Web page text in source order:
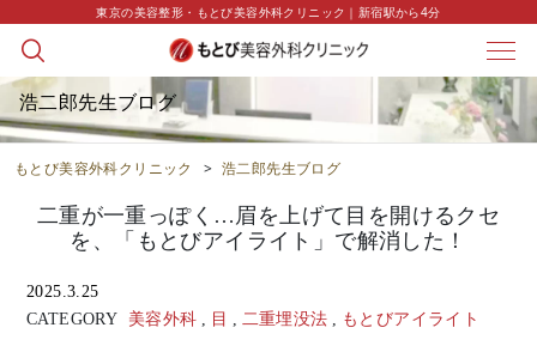
東京の美容整形・もとび美容外科クリニック｜新宿駅から4分
浩二郎先生ブログ
もとび美容外科クリニック > 浩二郎先生ブログ
二重が一重っぽく…眉を上げて目を開けるクセ
を、「もとびアイライト」で解消した！
2025.3.25
CATEGORY
美容外科 目 二重埋没法 もとびアイライト